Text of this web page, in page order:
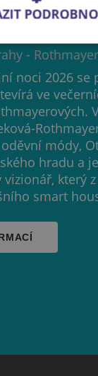
vile
-
noci 2026 se
ve
módy,
hradu a
který
smart